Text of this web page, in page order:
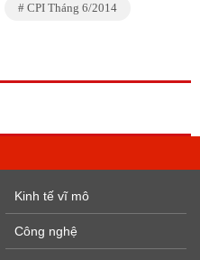
CPI Tháng 6/2014
Kinh tế vĩ mô
Công nghệ